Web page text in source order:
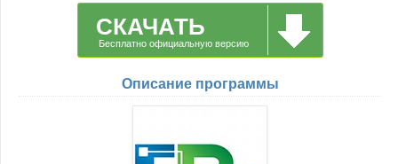
СКАЧАТЬ
Бесплатно официальную версию
Описание программы